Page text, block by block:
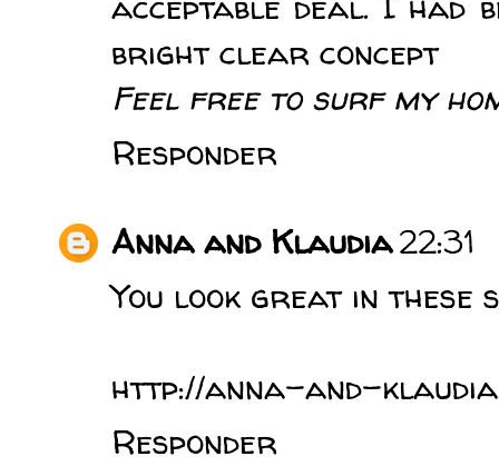
bright clear concept
Feel free to surf my
Responder
Anna and Klaudia22:31
You look great in these
http://anna-and-
Responder